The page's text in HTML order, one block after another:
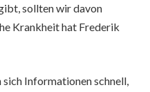
sollten wir davon
Krankheit hat Frederik
Informationen schnell,